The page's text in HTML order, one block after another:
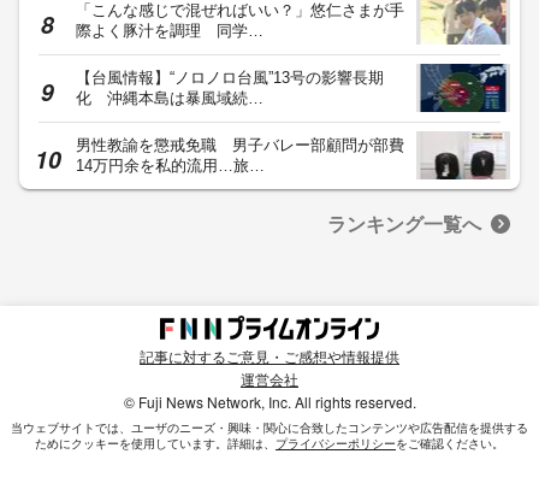
「こんな感じで混ぜればいい？」悠仁さまが手
際よく豚汁を調理 同学…
【台風情報】“ノロノロ台風”13号の影響長期
化 沖縄本島は暴風域続…
男性教諭を懲戒免職 男子バレー部顧問が部費
14万円余を私的流用…旅…
ランキング一覧へ
記事に対するご意見・ご感想や情報提供
運営会社
© Fuji News Network, Inc. All rights reserved.
当ウェブサイトでは、ユーザのニーズ・興味・関⼼に合致したコンテンツや広告配信を提供する
ためにクッキーを使⽤しています。詳細は、 プライバシーポリシーをご確認ください。